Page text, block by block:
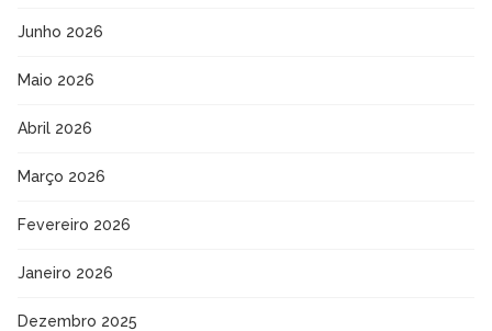
Junho 2026
Maio 2026
Abril 2026
Março 2026
Fevereiro 2026
Janeiro 2026
Dezembro 2025